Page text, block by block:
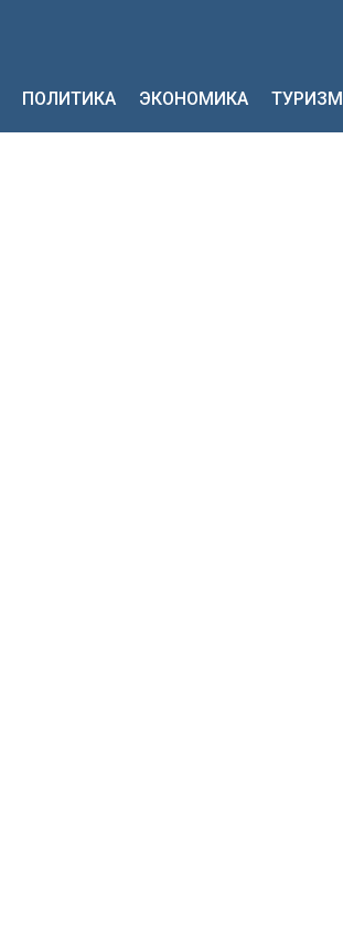
ПОЛИТИКА ЭКОНОМИКА ТУРИЗМ